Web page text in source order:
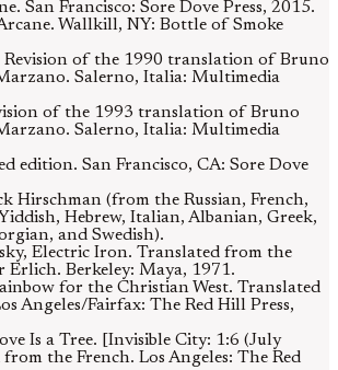
San Francisco: Sore Dove Press, 2015.
Wallkill, NY: Bottle of Smoke
Revision of the 1990 translation of Bruno
Salerno, Italia: Multimedia
of the 1993 translation of Bruno
Salerno, Italia: Multimedia
edition. San Francisco, CA: Sore Dove
Hirschman (from the Russian, French,
Hebrew, Italian, Albanian, Greek,
and Swedish).
Electric Iron. Translated from the
Erlich. Berkeley: Maya, 1971.
for the Christian West. Translated
Angeles/Fairfax: The Red Hill Press,
Is a Tree. [Invisible City: 1:6 (July
the French. Los Angeles: The Red